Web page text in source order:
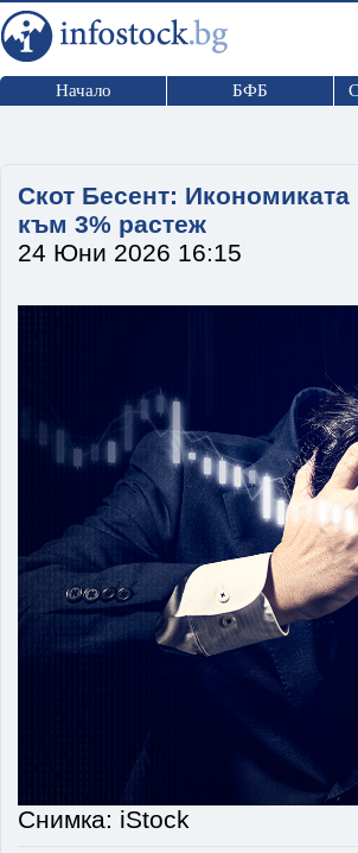
Начало БФБ
Скот Бесент:
към 3% растеж
24 Юни 2026 16:15
Снимка: iStock